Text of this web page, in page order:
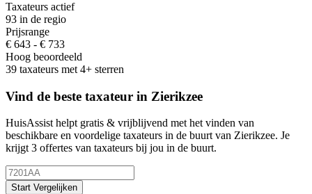
Taxateurs actief
93 in de regio
Prijsrange
€ 643 - € 733
Hoog beoordeeld
39 taxateurs met 4+ sterren
Vind de beste taxateur in Zierikzee
HuisAssist helpt gratis & vrijblijvend met het vinden van
beschikbare en voordelige taxateurs in de buurt van Zierikzee. Je
krijgt 3 offertes van taxateurs bij jou in de buurt.
Start Vergelijken